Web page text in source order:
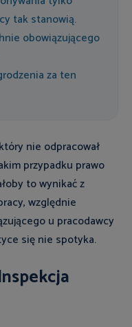
tak stanowią.
obowiązującego
za ten
nie odpracował
przypadku prawo
to wynikać z
względnie
u pracodawcy
się nie spotyka.